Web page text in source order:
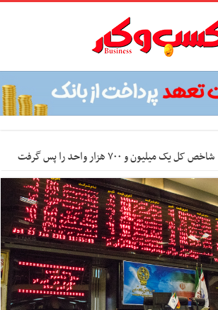
شاخص کل یک میلیون و ۷۰۰ هزار واحد را پس گرفت